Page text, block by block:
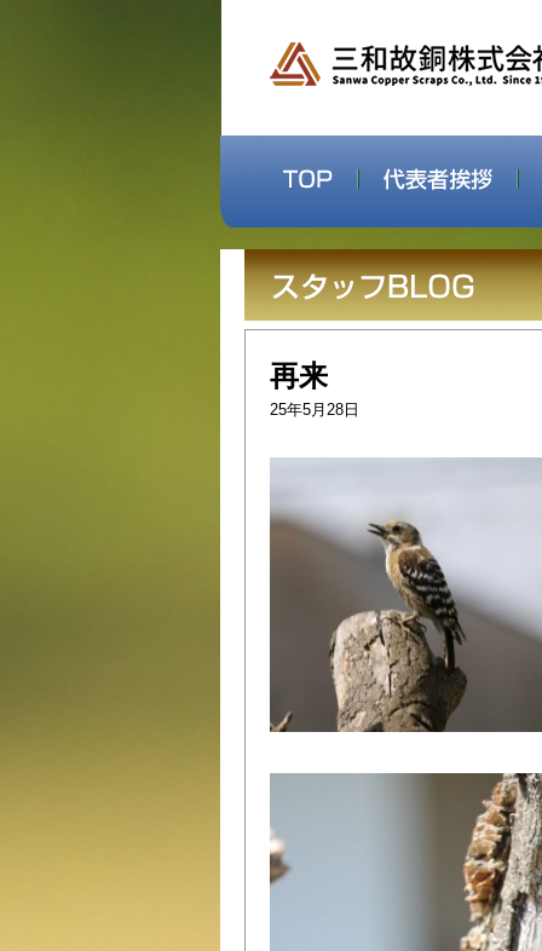
再来
25年5月28日